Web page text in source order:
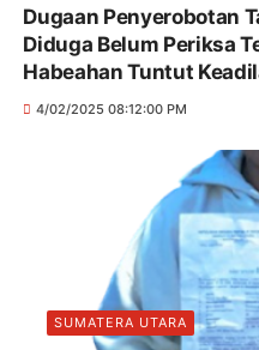
Dugaan Penyerobotan
Diduga Belum Periksa Terlapor,
Habeahan Tuntut
4/02/2025 08:12:00 PM
SUMATERA UTARA